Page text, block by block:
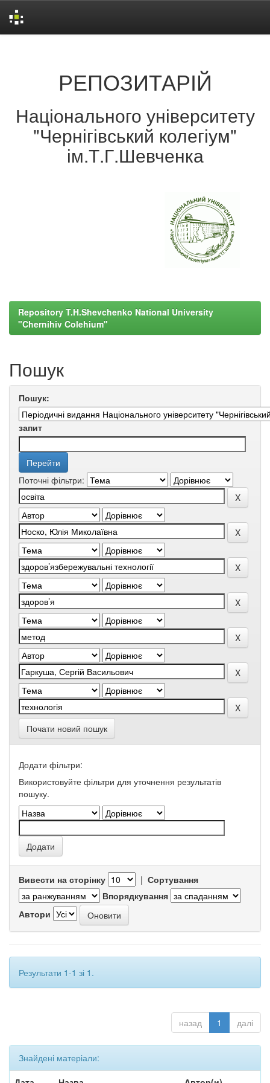
РЕПОЗИТАРІЙ
Національного університету
"Чернігівський колегіум"
ім.Т.Г.Шевченка
Repository T.H.Shevchenko National University
"Chernihiv Colehium"
Пошук
Пошук:
запит
Поточні фільтри:
Почати новий пошук
Додати фільтри:
Використовуйте фільтри для уточнення результатів
пошуку.
Вивести на сторінку | Сортування
Впорядкування
Автори
Результати 1-1 зі 1.
назад 1 далі
Знайдені матеріали: